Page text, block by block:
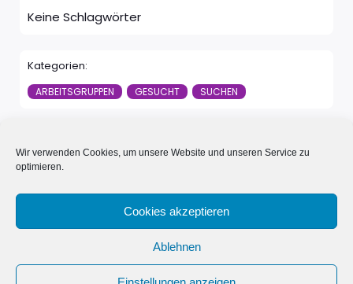
Wir verwenden Cookies, um unsere Website und unseren Service zu
optimieren.
Cookies akzeptieren
Ablehnen
Keine Schlagwörter
Kategorien:
ARBEITSGRUPPEN GESUCHT SUCHEN
© 2026 Neue Nachbarn in Schönwalde e.V.. Erstellt mit